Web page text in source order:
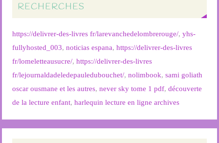
RECHERCHES
https://delivrer-des-livres fr/larevanchedelombrerouge/,yhs-
fullyhosted_003,noticias espana,https://delivrer-des-livres
fr/lomeletteausucre/,https://delivrer-des-livres
fr/lejournaldadeledepauledubouchet/,nolimbook,sami goliath
oscar ousmane et les autres,never sky tome 1 pdf,découverte
de la lecture enfant,harlequin lecture en ligne archives